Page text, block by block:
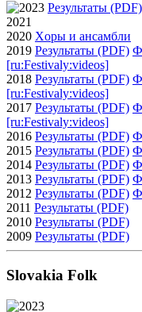
2023 Результаты (PDF)
2021
2020 Xоры и ансамбли
2019 Результаты (PDF)
[ru:Festivaly:videos]
2018 Результаты (PDF)
[ru:Festivaly:videos]
2017 Результаты (PDF)
[ru:Festivaly:videos]
2016 Результаты (PDF)
2015 Результаты (PDF)
2014 Результаты (PDF)
2013 Результаты (PDF)
2012 Результаты (PDF)
2011 Результаты (PDF)
2010 Результаты (PDF)
2009 Результаты (PDF)
Slovakia Folk
2023